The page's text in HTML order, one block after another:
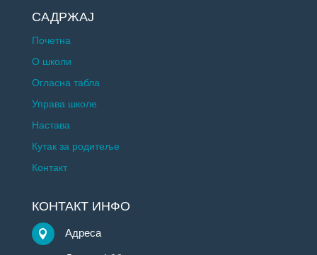
САДРЖАЈ
Почетна
О школи
Огласна табла
Управа школе
Настава
Кутак за родитеље
Контакт
КОНТАКТ ИНФО
 Адреса